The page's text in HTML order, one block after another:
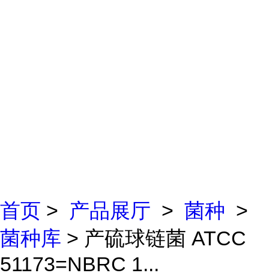
首页 > 产品展厅 > 菌种 >
菌种库 > 产硫球链菌 ATCC
51173=NBRC 1...